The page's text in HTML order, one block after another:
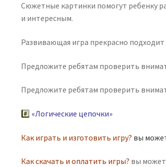
Сюжетные картинки помогут ребенку
и интересным.
Развивающая игра прекрасно
Предложите ребятам проверить
Предложите ребятам проверить
#️⃣ «Логические цепочки»
Как играть и изготовить игру? вы
Как скачать и оплатить игры? вы